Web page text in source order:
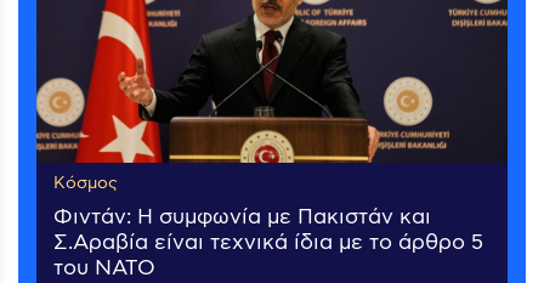
Κόσμος
Φιντάν: Η συμφωνία με Πακιστάν και
Σ.Αραβία είναι τεχνικά ίδια με το άρθρο 5
του ΝΑΤΟ